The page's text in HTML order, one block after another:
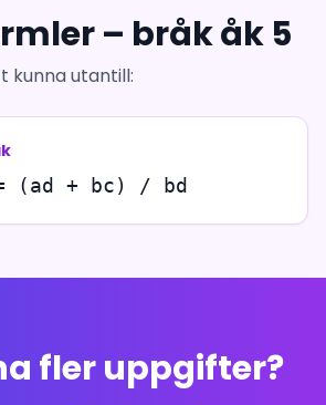
– bråk åk 5
kunna utantill:
(ad + bc) / bd
fler uppgifter?